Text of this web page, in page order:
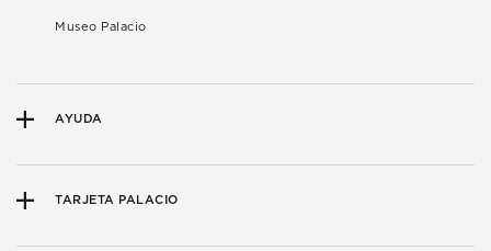
Museo Palacio
AYUDA
TARJETA PALACIO